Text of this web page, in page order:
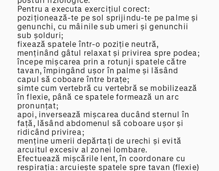
Pentru a executa exercițiul corect:
poziționează-te pe sol sprijindu-te pe palme și
genunchi, cu mâinile sub umeri și genunchii
sub șolduri;
fixează spatele într-o poziție neutră,
menținând gâtul relaxat și privirea spre podea;
începe mișcarea prin a rotunji spatele către
tavan, împingând ușor în palme și lăsând
capul să coboare între brațe;
simte cum vertebră cu vertebră se mobilizează
în flexie, până ce spatele formează un arc
pronunțat;
apoi, inversează mișcarea ducând sternul în
față, lăsând abdomenul să coboare ușor și
ridicând privirea;
menține umerii depărtați de urechi și evită
arcuitul excesiv al zonei lombare.
Efectuează mișcările lent, în coordonare cu
respirația: arcuiește spatele spre tavan (flexie)